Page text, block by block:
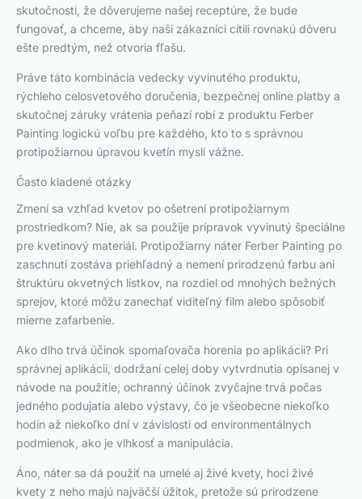
skutočnosti, že dôverujeme našej receptúre, že bude
fungovať, a chceme, aby naši zákazníci cítili rovnakú dôveru
ešte predtým, než otvoria fľašu.
Práve táto kombinácia vedecky vyvinutého produktu,
rýchleho celosvetového doručenia, bezpečnej online platby a
skutočnej záruky vrátenia peňazí robí z produktu Ferber
Painting logickú voľbu pre každého, kto to s správnou
protipožiarnou úpravou kvetín myslí vážne.
Často kladené otázky
Zmení sa vzhľad kvetov po ošetrení protipožiarnym
prostriedkom? Nie, ak sa použije prípravok vyvinutý špeciálne
pre kvetinový materiál. Protipožiarny náter Ferber Painting po
zaschnutí zostáva priehľadný a nemení prirodzenú farbu ani
štruktúru okvetných lístkov, na rozdiel od mnohých bežných
sprejov, ktoré môžu zanechať viditeľný film alebo spôsobiť
mierne zafarbenie.
Ako dlho trvá účinok spomaľovača horenia po aplikácii? Pri
správnej aplikácii, dodržaní celej doby vytvrdnutia opísanej v
návode na použitie, ochranný účinok zvyčajne trvá počas
jedného podujatia alebo výstavy, čo je všeobecne niekoľko
hodín až niekoľko dní v závislosti od environmentálnych
podmienok, ako je vlhkosť a manipulácia.
Áno, náter sa dá použiť na umelé aj živé kvety, hoci živé
kvety z neho majú najväčší úžitok, pretože sú prirodzene